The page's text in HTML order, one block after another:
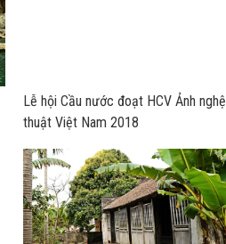
Lễ hội Cầu nước đoạt HCV Ảnh nghệ
thuật Việt Nam 2018